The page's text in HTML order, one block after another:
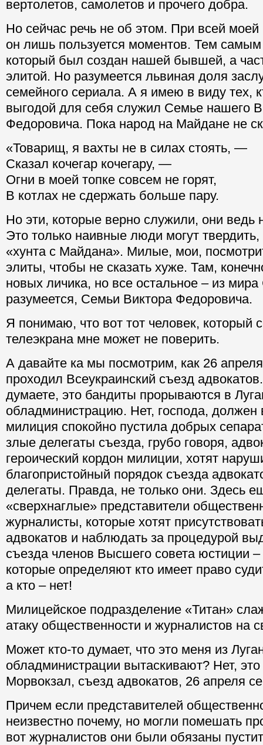
вертолетов, самолетов и прочего добра.
Но сейчас речь не об этом. При всей
он лишь пользуется моментов. Тем
который был создан нашей бывшей, а
элитой. Но разумеется львиная доля
семейного сериала. А я имею в виду тех,
выгодой для себя служил Семье нашего
Федоровича. Пока народ на Майдане не
«Товарищ, я вахты не в силах стоять, —
Сказал кочегар кочегару, —
Огни в моей топке совсем не горят,
В котлах не сдержать больше пару.
Но эти, которые верно служили, они ведь
Это только наивные люди могут твердить,
«хунта с Майдана». Милые, мои,
элиты, чтобы не сказать хуже. Там,
новых личика, но все остальное – из
разумеется, Семьи Виктора Федоровича.
Я понимаю, что вот тот человек, который
телеэкрана мне может не поверить.
А давайте ка мы посмотрим, как 26
проходил Всеукраинский съезд
думаете, это бандиты прорываются в
обладминистрацию. Нет, господа, должен
милиция спокойно пустила добрых
злые делегаты съезда, грубо говоря,
героический кордон милиции, хотят
благопристойный порядок съезда
делегаты. Правда, не только они. Здесь
«сверхнаглые» представители
журналисты, которые хотят
адвокатов и наблюдать за процедурой
съезда членов Высшего совета юстиции
которые определяют кто имеет право
а кто – нет!
Милицейское подразделение «Титан»
атаку общественности и журналистов на
Может кто-то думает, что это меня из
обладминистрации вытаскивают? Нет,
Морвокзал, съезд адвокатов, 26 апреля
Причем если представителей
неизвестно почему, но могли помешать
вот журналистов они были обязаны